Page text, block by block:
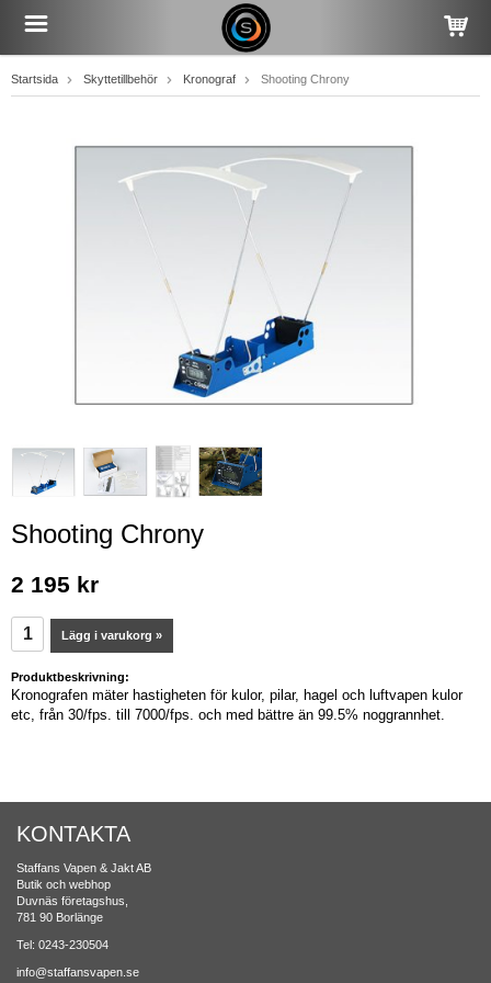
Startsida Skyttetillbehör Kronograf Shooting Chrony
Shooting Chrony
2 195 kr
Lägg i varukorg »
Produktbeskrivning:
Kronografen mäter hastigheten för kulor, pilar, hagel och luftvapen kulor
etc, från 30/fps. till 7000/fps. och med bättre än 99.5% noggrannhet.
KONTAKTA
Staffans Vapen & Jakt AB
Butik och webhop
Duvnäs företagshus,
781 90 Borlänge
Tel: 0243-230504
info@staffansvapen.se